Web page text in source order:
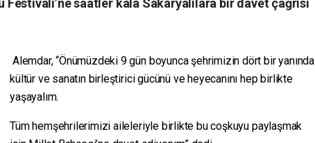
saatler kala Sakaryalılara bir davet çağrısı
Alemdar, “Önümüzdeki 9 gün boyunca şehrimizin dört bir yanında
kültür ve sanatın birleştirici gücünü ve heyecanını hep birlikte
yaşayalım.
Tüm hemşehrilerimizi aileleriyle birlikte bu coşkuyu paylaşmak